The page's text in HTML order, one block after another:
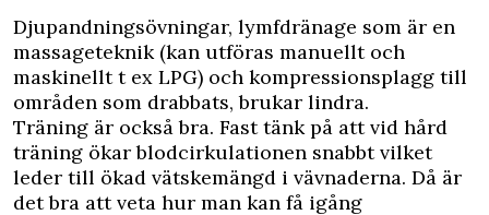
Djupandningsövningar, lymfdränage som är en
massageteknik (kan utföras manuellt och
maskinellt t ex LPG) och kompressionsplagg till
områden som drabbats, brukar lindra.
Träning är också bra. Fast tänk på att vid hård
träning ökar blodcirkulationen snabbt vilket
leder till ökad vätskemängd i vävnaderna. Då är
det bra att veta hur man kan få igång